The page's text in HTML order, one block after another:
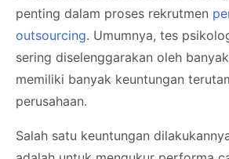
penting dalam proses rekrutmen
outsourcing. Umumnya, tes
sering diselenggarakan oleh
memiliki banyak keuntungan
perusahaan.
Salah satu keuntungan